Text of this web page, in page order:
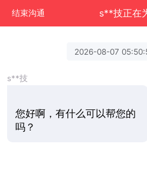
结束沟通 s**技正在
2026-08-07
s**技
您好啊，有什么可以帮您的
吗？